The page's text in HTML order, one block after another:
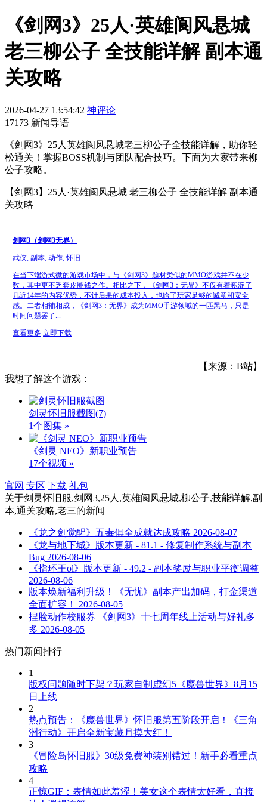
《剑网3》25人·英雄阆风悬城
老三柳公子 全技能详解 副本通
关攻略
2026-04-27 13:54:42 神评论
17173 新闻导语
《剑网3》25人英雄阆风悬城老三柳公子全技能详解，助你轻
松通关！掌握BOSS机制与团队配合技巧。下面为大家带来柳
公子攻略。
【剑网3】25人·英雄阆风悬城 老三柳公子 全技能详解 副本通
关攻略
剑网3（剑网3无界）
武侠, 副本, 动作, 怀旧
在当下端游式微的游戏市场中，与《剑网3》题材类似的MMO游戏并不在少
数，其中更不乏套皮圈钱之作。相比之下，《剑网3：无界》不仅有着积淀了
几近14年的内容优势，不计后果的成本投入，也给了玩家足够的诚意和安全
感。二者相辅相成，《剑网3：无界》成为MMO手游领域的一匹黑马，只是
时间问题罢了...
查看更多 立即下载
【来源：B站】
我想了解这个游戏：
剑灵怀旧服截图(7)
1个图集 »
《剑灵 NEO》新职业预告
17个视频 »
官网 专区 下载 礼包
关于剑灵怀旧服,剑网3,25人,英雄阆风悬城,柳公子,技能详解,副
本,通关攻略,老三的新闻
《龙之剑觉醒》五毒俱全成就达成攻略 2026-08-07
《龙与地下城》版本更新 - 81.1 - 修复制作系统与副本
Bug 2026-08-06
《指环王ol》版本更新 - 49.2 - 副本奖励与职业平衡调整
2026-08-06
版本焕新福利升级！《无忧》副本产出加码，打金渠道
全面扩容！
2026-08-05
捏脸动作校服券 《剑网3》十七周年线上活动与好礼多
多 2026-08-05
热门新闻排行
1
版权问题随时下架？玩家自制虚幻5《魔兽世界》8月15
日上线
2
热点预告：《魔兽世界》怀旧服第五阶段开启！《三角
洲行动》开启全新宝藏月摸大红！
3
《冒险岛怀旧服》30级免费神装别错过！新手必看重点
攻略
4
正惊GIF：表情如此羞涩！美女这个表情太好看，直接